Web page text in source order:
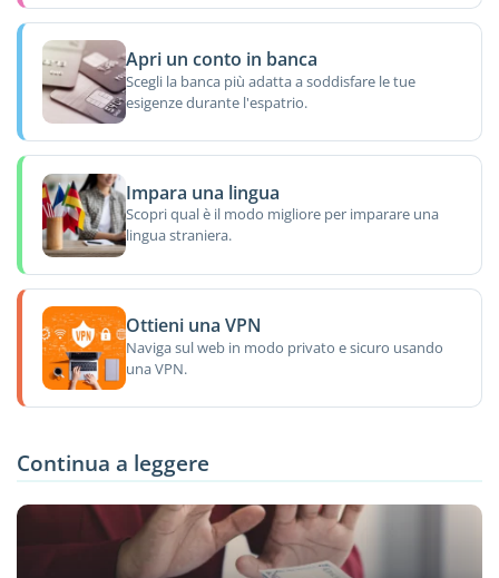
Apri un conto in banca
Scegli la banca più adatta a soddisfare le tue
esigenze durante l'espatrio.
Impara una lingua
Scopri qual è il modo migliore per imparare una
lingua straniera.
Ottieni una VPN
Naviga sul web in modo privato e sicuro usando
una VPN.
Continua a leggere